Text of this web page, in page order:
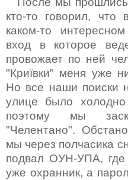
кто-то говорил,
каком-то
вход в которое
провожает по ней
"Криївки" меня уже
Но все наши поиски
улице было
поэтому мы
"Челентано".
мы через полчасика
подвал ОУН-УПА, где
уже охранник, а